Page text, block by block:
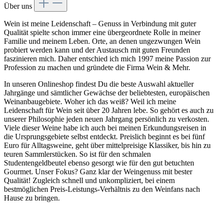
Über uns
Wein ist meine Leidenschaft – Genuss in Verbindung mit guter
Qualität spielte schon immer eine übergeordnete Rolle in meiner
Familie und meinem Leben. Orte, an denen ungezwungen Wein
probiert werden kann und der Austausch mit guten Freunden
faszinieren mich. Daher entschied ich mich 1997 meine Passion zur
Profession zu machen und gründete die Firma Wein & Mehr.
In unseren Onlineshop findest Du die beste Auswahl aktueller
Jahrgänge und sämtlicher Gewächse der beliebtesten, europäischen
Weinanbaugebiete. Woher ich das weiß? Weil ich meine
Leidenschaft für Wein seit über 20 Jahren lebe. So gehört es auch zu
unserer Philosophie jeden neuen Jahrgang persönlich zu verkosten.
Viele dieser Weine habe ich auch bei meinen Erkundungsreisen in
die Ursprungsgebiete selbst entdeckt. Preislich beginnt es bei fünf
Euro für Alltagsweine, geht über mittelpreisige Klassiker, bis hin zu
teuren Sammlerstücken. So ist für den schmalen
Studentengeldbeutel ebenso gesorgt wie für den gut betuchten
Gourmet. Unser Fokus? Ganz klar der Weingenuss mit bester
Qualität! Zugleich schnell und unkompliziert, bei einem
bestmöglichen Preis-Leistungs-Verhältnis zu den Weinfans nach
Hause zu bringen.